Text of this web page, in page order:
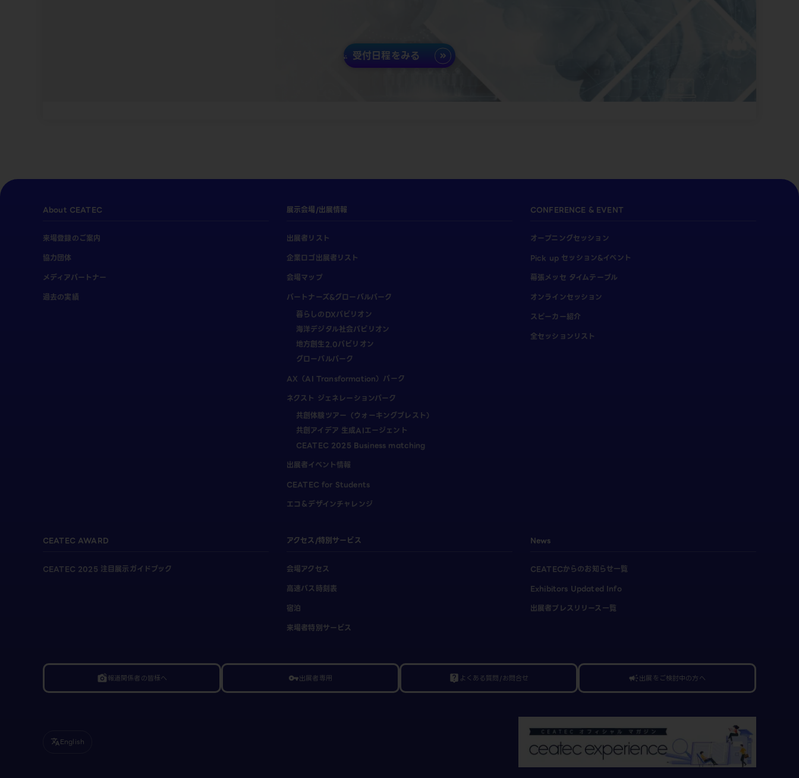
受付日程をみる
About CEATEC
来場登録のご案内
協力団体
メディアパートナー
過去の実績
展示会場/出展情報
出展者リスト
企業ロゴ出展者リスト
会場マップ
パートナーズ&グローバルパーク
暮らしのDXパビリオン
海洋デジタル社会パビリオン
地方創生2.0パビリオン
グローバルパーク
AX（AI Transformation）パーク
ネクスト ジェネレーションパーク
共創体験ツアー（ウォーキングブレスト）
共創アイデア 生成AIエージェント
CEATEC 2025 Business matching
出展者イベント情報
CEATEC for Students
エコ＆デザインチャレンジ
CONFERENCE & EVENT
オープニングセッション
Pick up セッション&イベント
幕張メッセ タイムテーブル
オンラインセッション
スピーカー紹介
全セッションリスト
CEATEC AWARD
CEATEC 2025 注目展示ガイドブック
アクセス/特別サービス
会場アクセス
高速バス時刻表
宿泊
来場者特別サービス
News
CEATECからのお知らせ一覧
Exhibitors Updated Info
出展者プレスリリース一覧
linked_camera報道関係者の皆様へ vpn_key出展者専用 live_help よくある質問/お問合せ campaign出展をご検討中の方へ
translateEnglish